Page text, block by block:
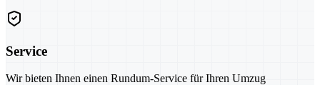
Service
Wir bieten Ihnen einen Rundum-Service für Ihren Umzug